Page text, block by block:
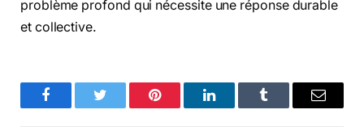
problème profond qui nécessite une réponse durable
et collective.
FacebookTwitter Pinterest LinkedInTumblr Email